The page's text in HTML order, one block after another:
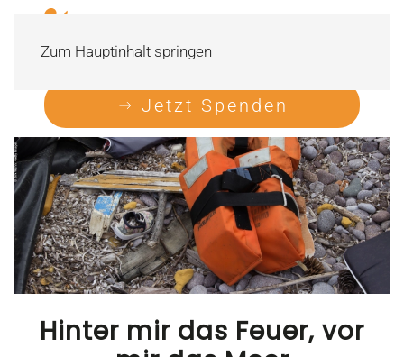
Zum Hauptinhalt springen
Jetzt Spenden
Hinter mir das Feuer, vor